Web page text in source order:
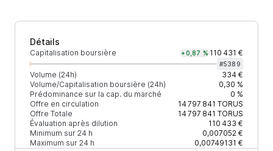
Détails
Capitalisation boursière +0,87 % 110 431 €
#5389
Volume (24h)
334 €
Volume/Capitalisation boursière (24h)
0,30 %
Prédominance sur la cap. du marché
0 %
Offre en circulation
14 797 841 TORUS
Offre Totale
14 797 841 TORUS
Évaluation après dilution
110 433 €
Minimum sur 24 h
0,007052 €
Maximum sur 24 h
0,00749131 €